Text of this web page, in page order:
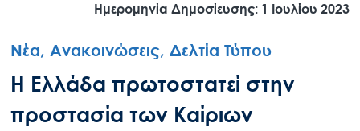
Ημερομηνία Δημοσίευσης: 1 Ιουλίου 2023
Νέα, Ανακοινώσεις, Δελτία Τύπου
Η Ελλάδα πρωτοστατεί στην
προστασία των Καίριων